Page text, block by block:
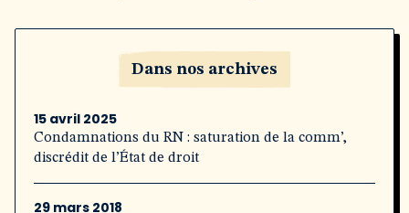
Dans nos archives
15 avril 2025
Condamnations du RN : saturation de la comm’,
discrédit de l’État de droit
29 mars 2018